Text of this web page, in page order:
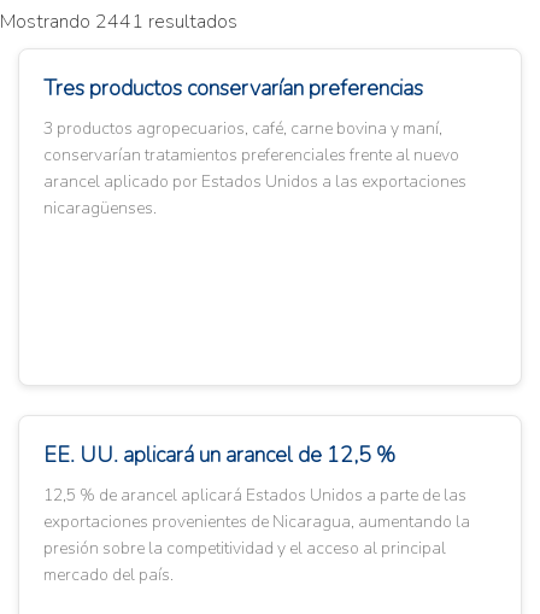
Mostrando 2441 resultados
Tres productos conservarían preferencias
3 productos agropecuarios, café, carne bovina y maní,
conservarían tratamientos preferenciales frente al nuevo
arancel aplicado por Estados Unidos a las exportaciones
nicaragüenses.
EE. UU. aplicará un arancel de 12,5 %
12,5 % de arancel aplicará Estados Unidos a parte de las
exportaciones provenientes de Nicaragua, aumentando la
presión sobre la competitividad y el acceso al principal
mercado del país.